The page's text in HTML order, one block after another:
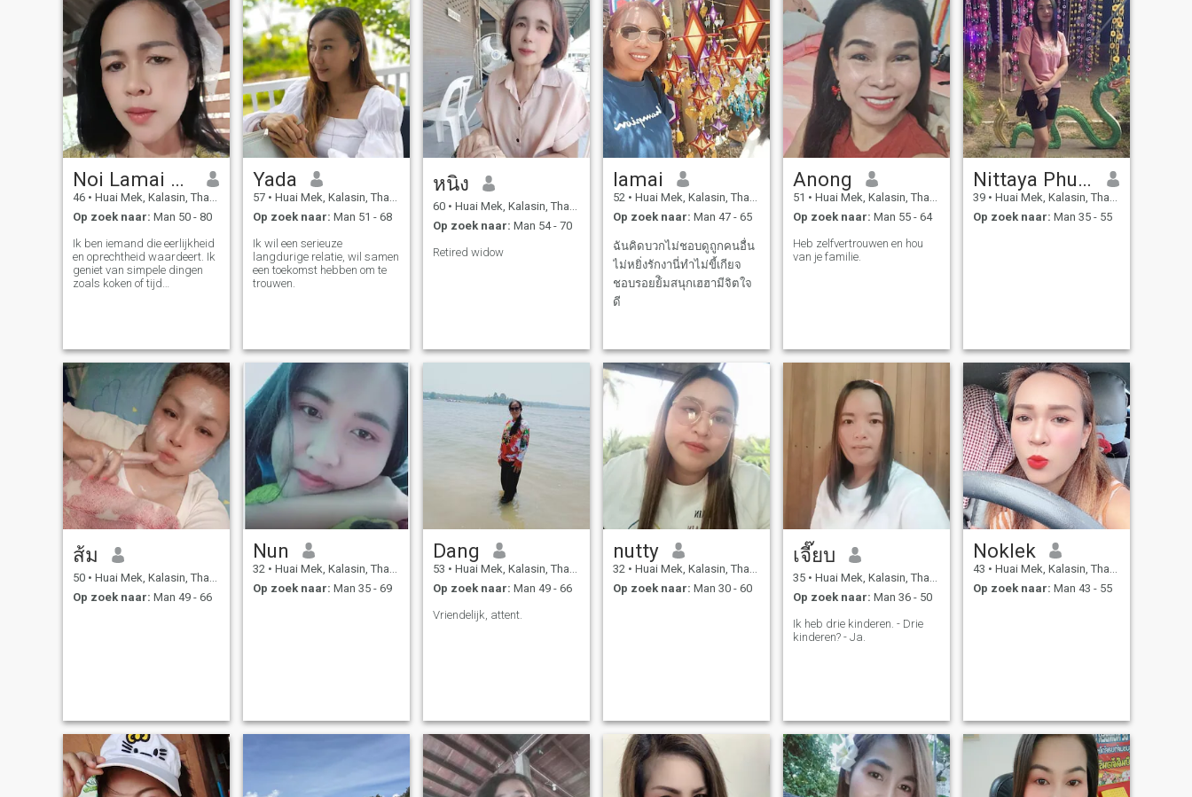
Noi Lamai Darapha
46 • Huai Mek, Kalasin, Thailand
Op zoek naar: Man 50 - 80
Ik ben iemand die eerlijkheid
en oprechtheid waardeert. Ik
geniet van simpele dingen
zoals koken of tijd
wie ik samen kan groeien en
die me veilig en gerust laat
voelen. en ik ben meer Engels
aan het leren.
Yada
57 • Huai Mek, Kalasin, Thailand
Op zoek naar: Man 51 - 68
Ik wil een serieuze
langdurige relatie, wil samen
een toekomst hebben om te
trouwen.
หนิง
60 • Huai Mek, Kalasin, Thailand
Op zoek naar: Man 54 - 70
Retired widow
lamai
52 • Huai Mek, Kalasin, Thailand
Op zoek naar: Man 47 - 65
ฉันคิดบวกไม่ชอบดูถูกคนอื่น
ไม่หยิ่งรักงานี่ทำไม่ขี้เกียจ
ชอบรอยย้ิมสนุกเฮฮามีจิตใจ
ดี
Anong
51 • Huai Mek, Kalasin, Thailand
Op zoek naar: Man 55 - 64
Heb zelfvertrouwen en hou
van je familie.
Nittaya Phutonna
39 • Huai Mek, Kalasin, Thailand
Op zoek naar: Man 35 - 55
ส้ม
50 • Huai Mek, Kalasin, Thailand
Op zoek naar: Man 49 - 66
Nun
32 • Huai Mek, Kalasin, Thailand
Op zoek naar: Man 35 - 69
Dang
53 • Huai Mek, Kalasin, Thailand
Op zoek naar: Man 49 - 66
Vriendelijk, attent.
nutty
32 • Huai Mek, Kalasin, Thailand
Op zoek naar: Man 30 - 60
เจี๊ยบ
35 • Huai Mek, Kalasin, Thailand
Op zoek naar: Man 36 - 50
Ik heb drie kinderen. - Drie
kinderen? - Ja.
Noklek
43 • Huai Mek, Kalasin, Thailand
Op zoek naar: Man 43 - 55